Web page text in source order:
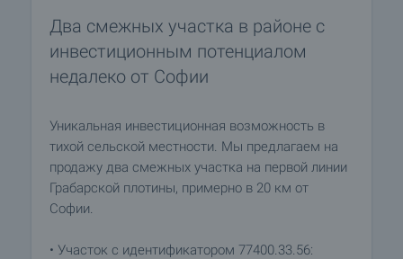
Два смежных участка в районе с
инвестиционным потенциалом
недалеко от Софии
Уникальная инвестиционная возможность в
тихой сельской местности. Мы предлагаем на
продажу два смежных участка на первой линии
Грабарской плотины, примерно в 20 км от
Софии.
• Участок с идентификатором 77400.33.56: